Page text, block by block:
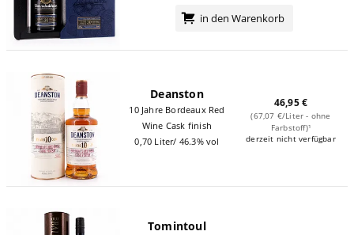
in den Warenkorb
Deanston
10 Jahre Bordeaux Red
Wine Cask finish
0,70 Liter/ 46.3% vol
46,95 €
(67,07 €/Liter - ohne
Farbstoff)¹
derzeit nicht verfügbar
Tomintoul